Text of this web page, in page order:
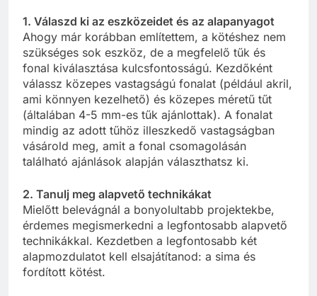
1. Válaszd ki az eszközeidet és az alapanyagot
Ahogy már korábban említettem, a kötéshez nem
szükséges sok eszköz, de a megfelelő tűk és
fonal kiválasztása kulcsfontosságú. Kezdőként
válassz közepes vastagságú fonalat (például akril,
ami könnyen kezelhető) és közepes méretű tűt
(általában 4-5 mm-es tűk ajánlottak). A fonalat
mindig az adott tűhöz illeszkedő vastagságban
vásárold meg, amit a fonal csomagolásán
található ajánlások alapján választhatsz ki.
2. Tanulj meg alapvető technikákat
Mielőtt belevágnál a bonyolultabb projektekbe,
érdemes megismerkedni a legfontosabb alapvető
technikákkal. Kezdetben a legfontosabb két
alapmozdulatot kell elsajátítanod: a sima és
fordított kötést.